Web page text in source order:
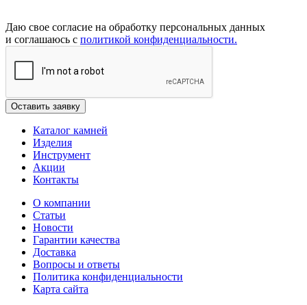
Даю свое согласие на обработку персональных данных
и соглашаюсь с политикой конфиденциальности.
Каталог камней
Изделия
Инструмент
Акции
Контакты
О компании
Статьи
Новости
Гарантии качества
Доставка
Вопросы и ответы
Политика конфиденциальности
Карта сайта